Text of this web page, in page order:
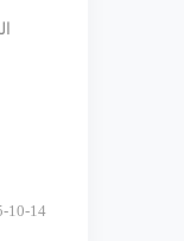
10-14